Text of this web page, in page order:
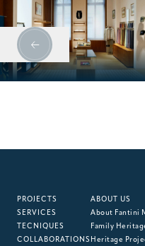
PROJECTS
SERVICES
TECNIQUES
COLLABORATIONS
ABOUT US
About Fantini
Family
Heritage